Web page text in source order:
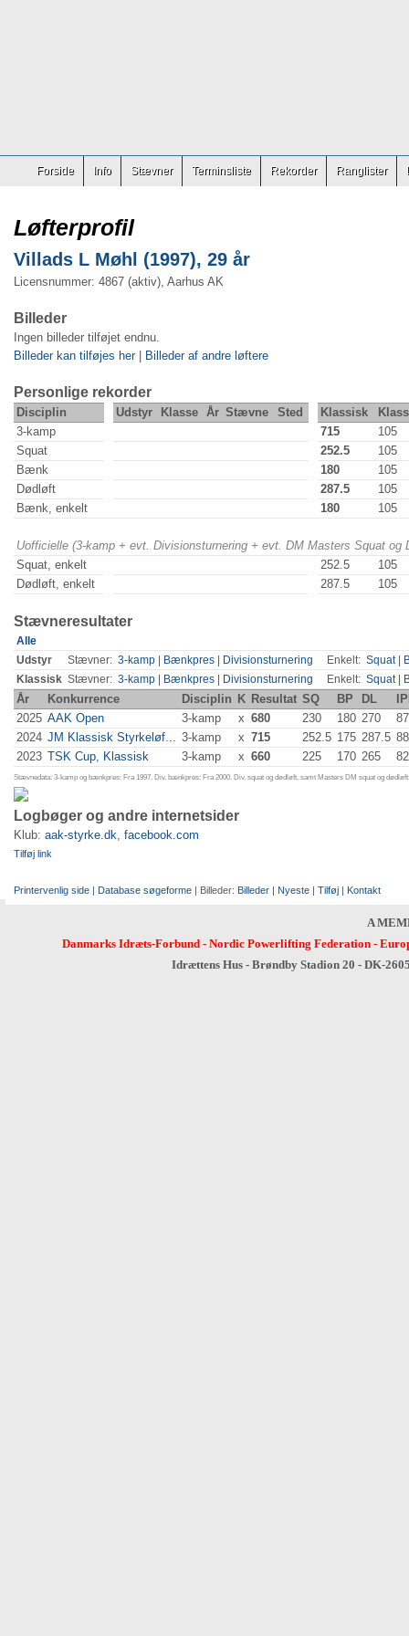
Forside Info Stævner Terminsliste Rekorder Ranglister
Løfterprofil
Villads L Møhl (1997), 29 år
Licensnummer: 4867 (aktiv), Aarhus AK
Billeder
Ingen billeder tilføjet endnu.
Billeder kan tilføjes her| Billeder af andre løftere
Personlige rekorder
Disciplin Udstyr Klasse År Stævne Sted Klassisk
3-kamp
715
105
Squat
252.5
105
Bænk
180
105
Dødløft
287.5
105
Bænk, enkelt
180 105
Uofficielle (3-kamp + evt. Divisionsturnering + evt. DM Masters Squat
Squat, enkelt
252.5
105
Dødløft, enkelt
287.5 105
Stævneresultater
Alle
Udstyr
Stævner: 3-kamp Bænkpres Divisionsturnering Enkelt: Squat|
Klassisk Stævner: 3-kamp Bænkpres Divisionsturnering Enkelt: Squat|
År Konkurrence Disciplin K Resultat SQ BP DL
2025 AAK Open 3-kamp x 680 230 180 270
2024 JM Klassisk Styrkeløf... 3-kamp x 715 252.5 175 287.5
2023 TSK Cup, Klassisk 3-kamp x 660 225 170 265
Stævnedata: 3-kamp og bænkpres: Fra 1997. Div. bænkpres: Fra 2000. Div. squat og dødløft, samt Masters DM squat og
Logbøger og andre internetsider
Klub: aak-styrke.dk, facebook.com
Tilføj link
Printervenlig side | Database søgeforme | Billeder: Billeder | Nyeste | Tilføj | Kontakt
A
Danmarks Idræts-Forbund- Nordic Powerlifting Federation-
Idrættens Hus - Brøndby Stadion 20 - DK-